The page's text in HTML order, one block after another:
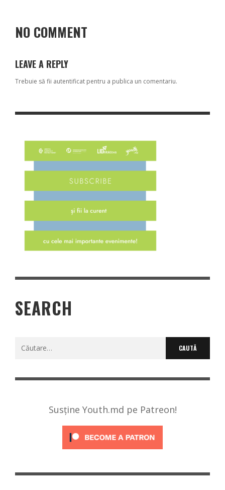
NO COMMENT
LEAVE A REPLY
Trebuie să fii autentificat pentru a publica un comentariu.
SEARCH
Caută
Susține Youth.md pe Patreon!